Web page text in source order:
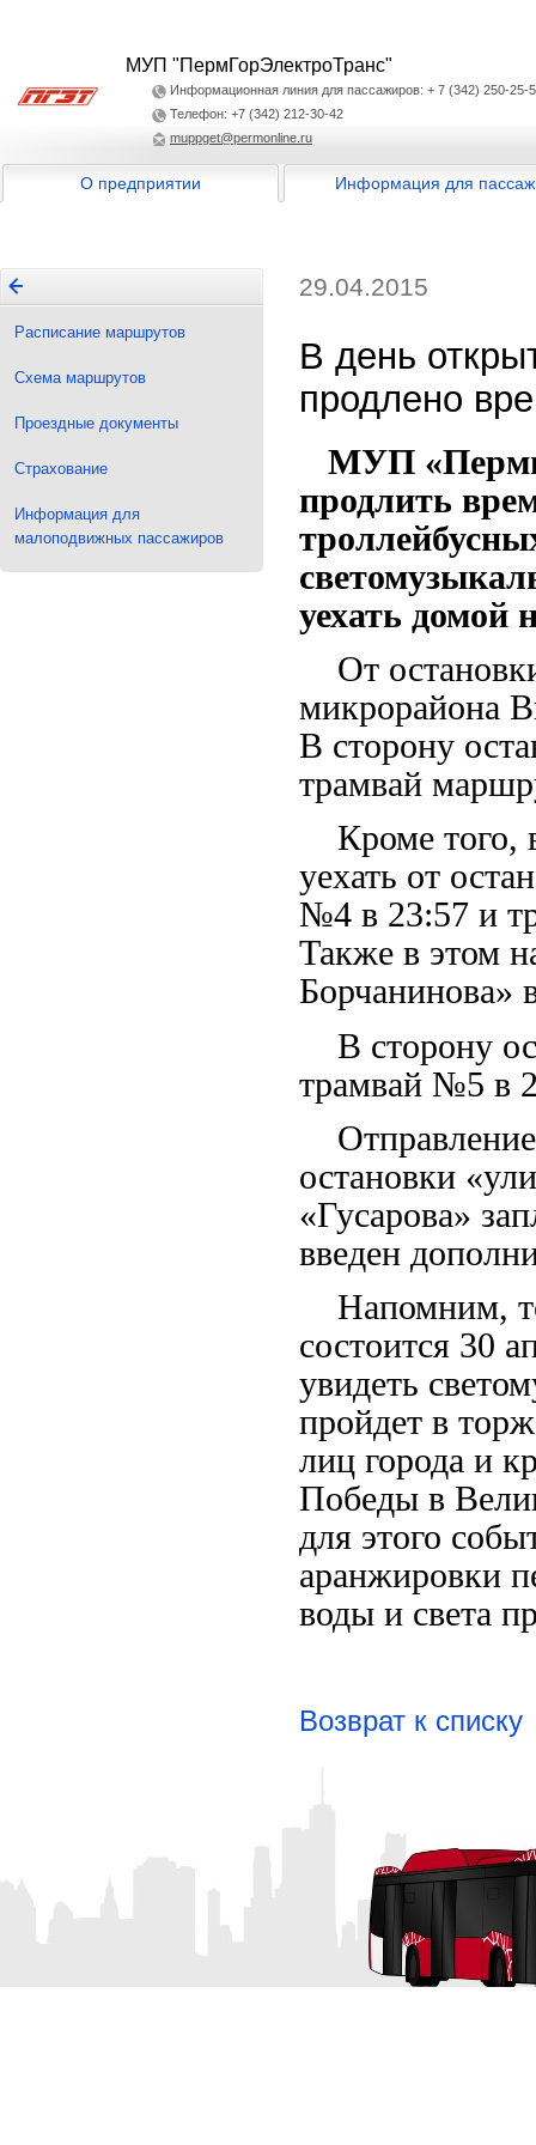
МУП "ПермГорЭлектроТранс"
Информационная линия для пассажиров: + 7 (342) 250-25-
Телефон: +7 (342) 212-30-42
muppget@permonline.ru
О предприятии Информация для
Расписание маршрутов
Схема маршрутов
Проездные документы
Страхование
Информация для
малоподвижных пассажиров
29.04.2015
В день
продлено
МУП
продлить
уехать домой
От
микрорайона
В сторону
трамвай
Кроме того,
уехать от
№4 в 23:57 и
Также в этом
Борчанинова»
В сторону
трамвай №5 в
остановки
«Гусарова»
введен
Напомним,
состоится 30
увидеть
пройдет в
лиц города и
Победы в
для этого
аранжировки
воды и света
Возврат к списку